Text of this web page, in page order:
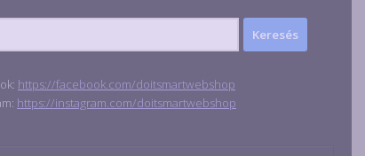
https://facebook.com/doitsmartwebshop
https://instagram.com/doitsmartwebshop